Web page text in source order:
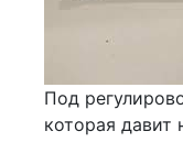
Под
которая давит